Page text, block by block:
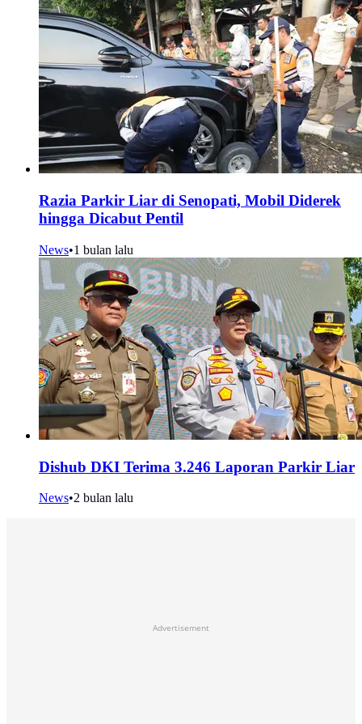
Razia Parkir Liar di Senopati, Mobil Diderek
hingga Dicabut Pentil
News•1 bulan lalu
Dishub DKI Terima 3.246 Laporan Parkir Liar
News•2 bulan lalu
Advertisement